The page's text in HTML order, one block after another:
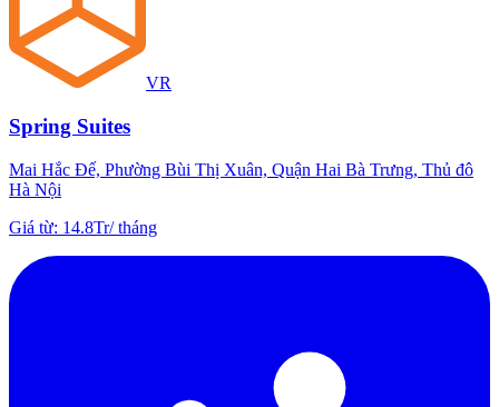
VR
Spring Suites
Mai Hắc Đế, Phường Bùi Thị Xuân, Quận Hai Bà Trưng, Thủ đô
Hà Nội
Giá từ: 14.8Tr/tháng